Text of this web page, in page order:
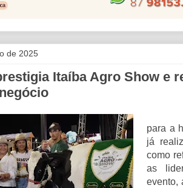
de 2025
Itaíba Agro Show e
para a
já
como
as
evento,